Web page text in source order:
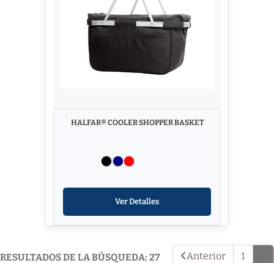
HALFAR® COOLER SHOPPER BASKET
Ver Detalles
Anterior 1
RESULTADOS DE LA BÚSQUEDA: 27